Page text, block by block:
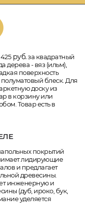
руб.за квадратный
дерева - вяз (ильм),
поверхность
блеск. Для
доску из
в корзину или
Товар есть в
покрытий
лидирующие
и предлагает
древесины.
инженерную и
(дуб, ироко, бук,
уделяется